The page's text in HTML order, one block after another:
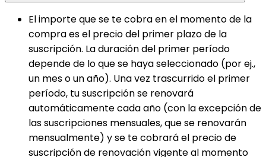
El importe que se te cobra en el momento de la
compra es el precio del primer plazo de la
suscripción. La duración del primer período
depende de lo que se haya seleccionado (por ej.,
un mes o un año). Una vez trascurrido el primer
período, tu suscripción se renovará
automáticamente cada año (con la excepción de
las suscripciones mensuales, que se renovarán
mensualmente) y se te cobrará el precio de
suscripción de renovación vigente al momento